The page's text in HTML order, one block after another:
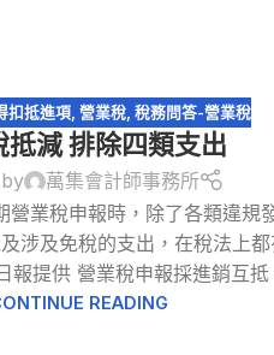
扣抵進項, 營業稅, 稅務問答-營業稅
抵減 排除四類支出
萬集會計師事務所
業稅申報時，除了各類違規
涉及免稅的支出，在稅法上
報提供 營業稅申報採進銷互抵
READING